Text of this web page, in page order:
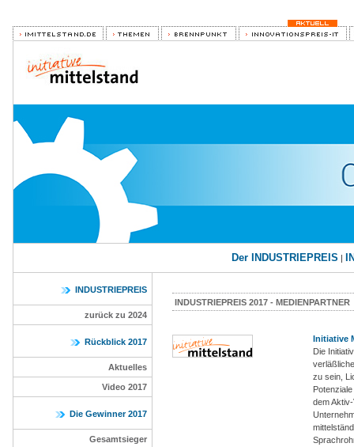
Der INDUSTRIEPREIS |
INDUSTRIEPREIS
zurück zu 2024
Rückblick 2017
Aktuelles
Video 2017
Die Gewinner 2017
Gesamtsieger
INDUSTRIEPREIS 2017 - MEDIENPARTNER
Initiative
Die
zu sein,
dem